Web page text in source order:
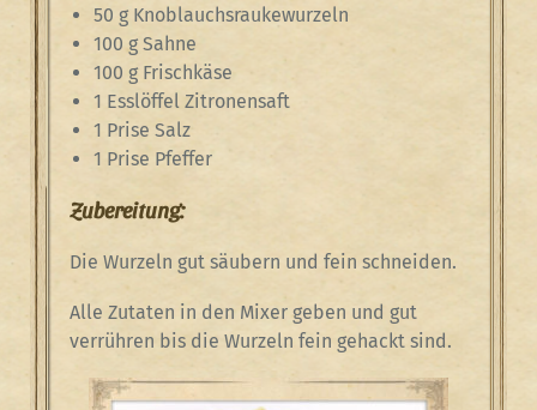
50 g Knoblauchsraukewurzeln
100 g Sahne
100 g Frischkäse
1 Esslöffel Zitronensaft
1 Prise Salz
1 Prise Pfeffer
Zubereitung:
Die Wurzeln gut säubern und fein schneiden.
Alle Zutaten in den Mixer geben und gut
verrühren bis die Wurzeln fein gehackt sind.